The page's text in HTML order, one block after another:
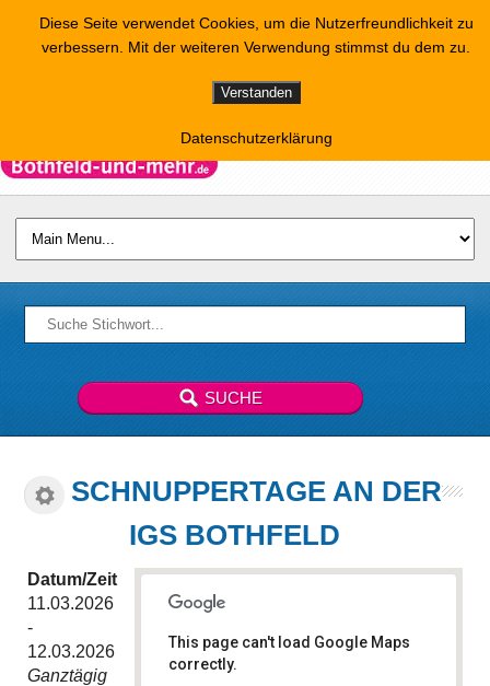
SCHNUPPERTAGE AN DER
IGS BOTHFELD
This page can't load Google Maps
correctly.
Datum/Zeit
11.03.2026
-
12.03.2026
Ganztägig
Diese Seite verwendet Cookies, um die Nutzerfreundlichkeit zu
verbessern. Mit der weiteren Verwendung stimmst du dem zu.
Verstanden
Datenschutzerklärung